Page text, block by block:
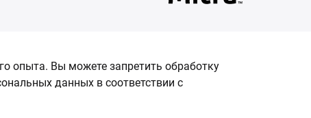
опыта. Вы можете запретить обработку
данных в соответствии с